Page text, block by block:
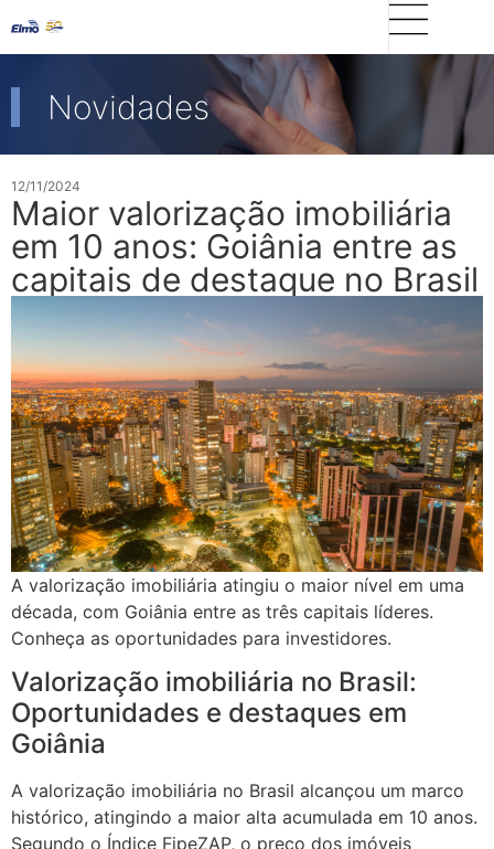
Novidades
12/11/2024
Maior valorização imobiliária
em 10 anos: Goiânia entre as
capitais de destaque no Brasil
A valorização imobiliária atingiu o maior nível em uma
década, com Goiânia entre as três capitais líderes.
Conheça as oportunidades para investidores.
Valorização imobiliária no Brasil:
Oportunidades e destaques em
Goiânia
A valorização imobiliária no Brasil alcançou um marco
histórico, atingindo a maior alta acumulada em 10 anos.
Segundo o Índice FipeZAP, o preço dos imóveis